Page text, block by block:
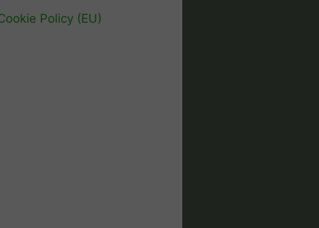
Policy (EU)